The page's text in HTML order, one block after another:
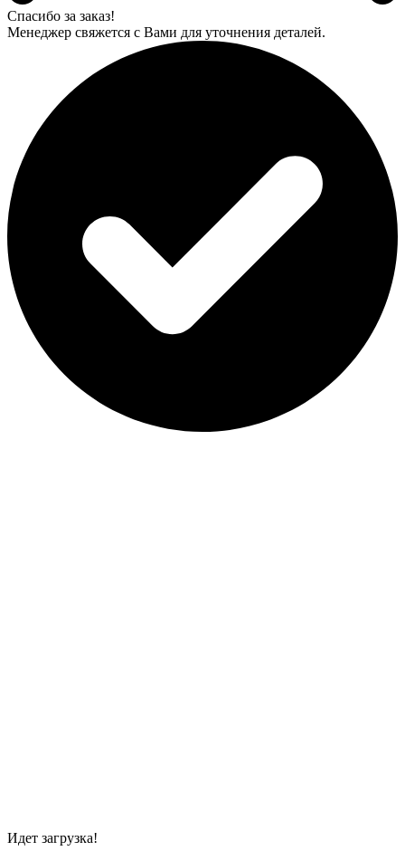
Спасибо за заказ!
Менеджер свяжется с Вами для уточнения деталей.
Идет загрузка!